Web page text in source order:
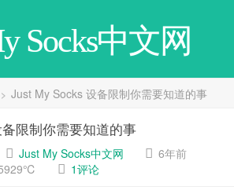
Socks中文网
> Just My Socks 设备限制你需要知道的事
限制你需要知道的事
Just My Socks中文网
6年前
1评论